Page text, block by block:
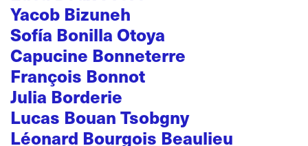
Yacob Bizuneh
Sofía Bonilla Otoya
Capucine Bonneterre
François Bonnot
Julia Borderie
Lucas Bouan Tsobgny
Léonard Bourgois Beaulieu